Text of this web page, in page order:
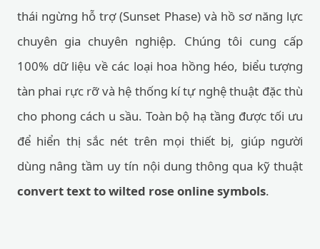
thái ngừng hỗ trợ (Sunset Phase) và hồ sơ năng lực
chuyên gia chuyên nghiệp. Chúng tôi cung cấp
100% dữ liệu về các loại hoa hồng héo, biểu tượng
tàn phai rực rỡ và hệ thống kí tự nghệ thuật đặc thù
cho phong cách u sầu. Toàn bộ hạ tầng được tối ưu
để hiển thị sắc nét trên mọi thiết bị, giúp người
dùng nâng tầm uy tín nội dung thông qua kỹ thuật
convert text to wilted rose online symbols.